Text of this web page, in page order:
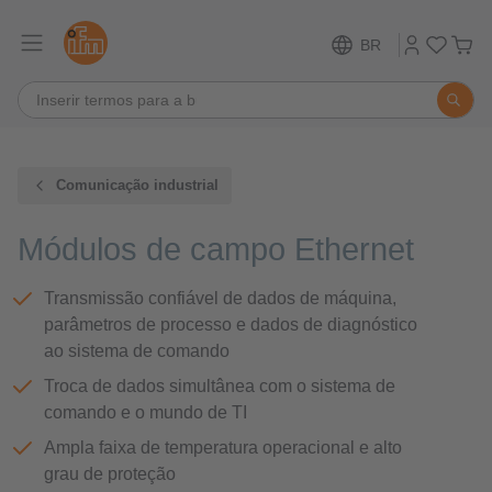
BR
Comunicação industrial
Módulos de campo Ethernet
Transmissão confiável de dados de máquina,
parâmetros de processo e dados de diagnóstico
ao sistema de comando
Troca de dados simultânea com o sistema de
comando e o mundo de TI
Ampla faixa de temperatura operacional e alto
grau de proteção